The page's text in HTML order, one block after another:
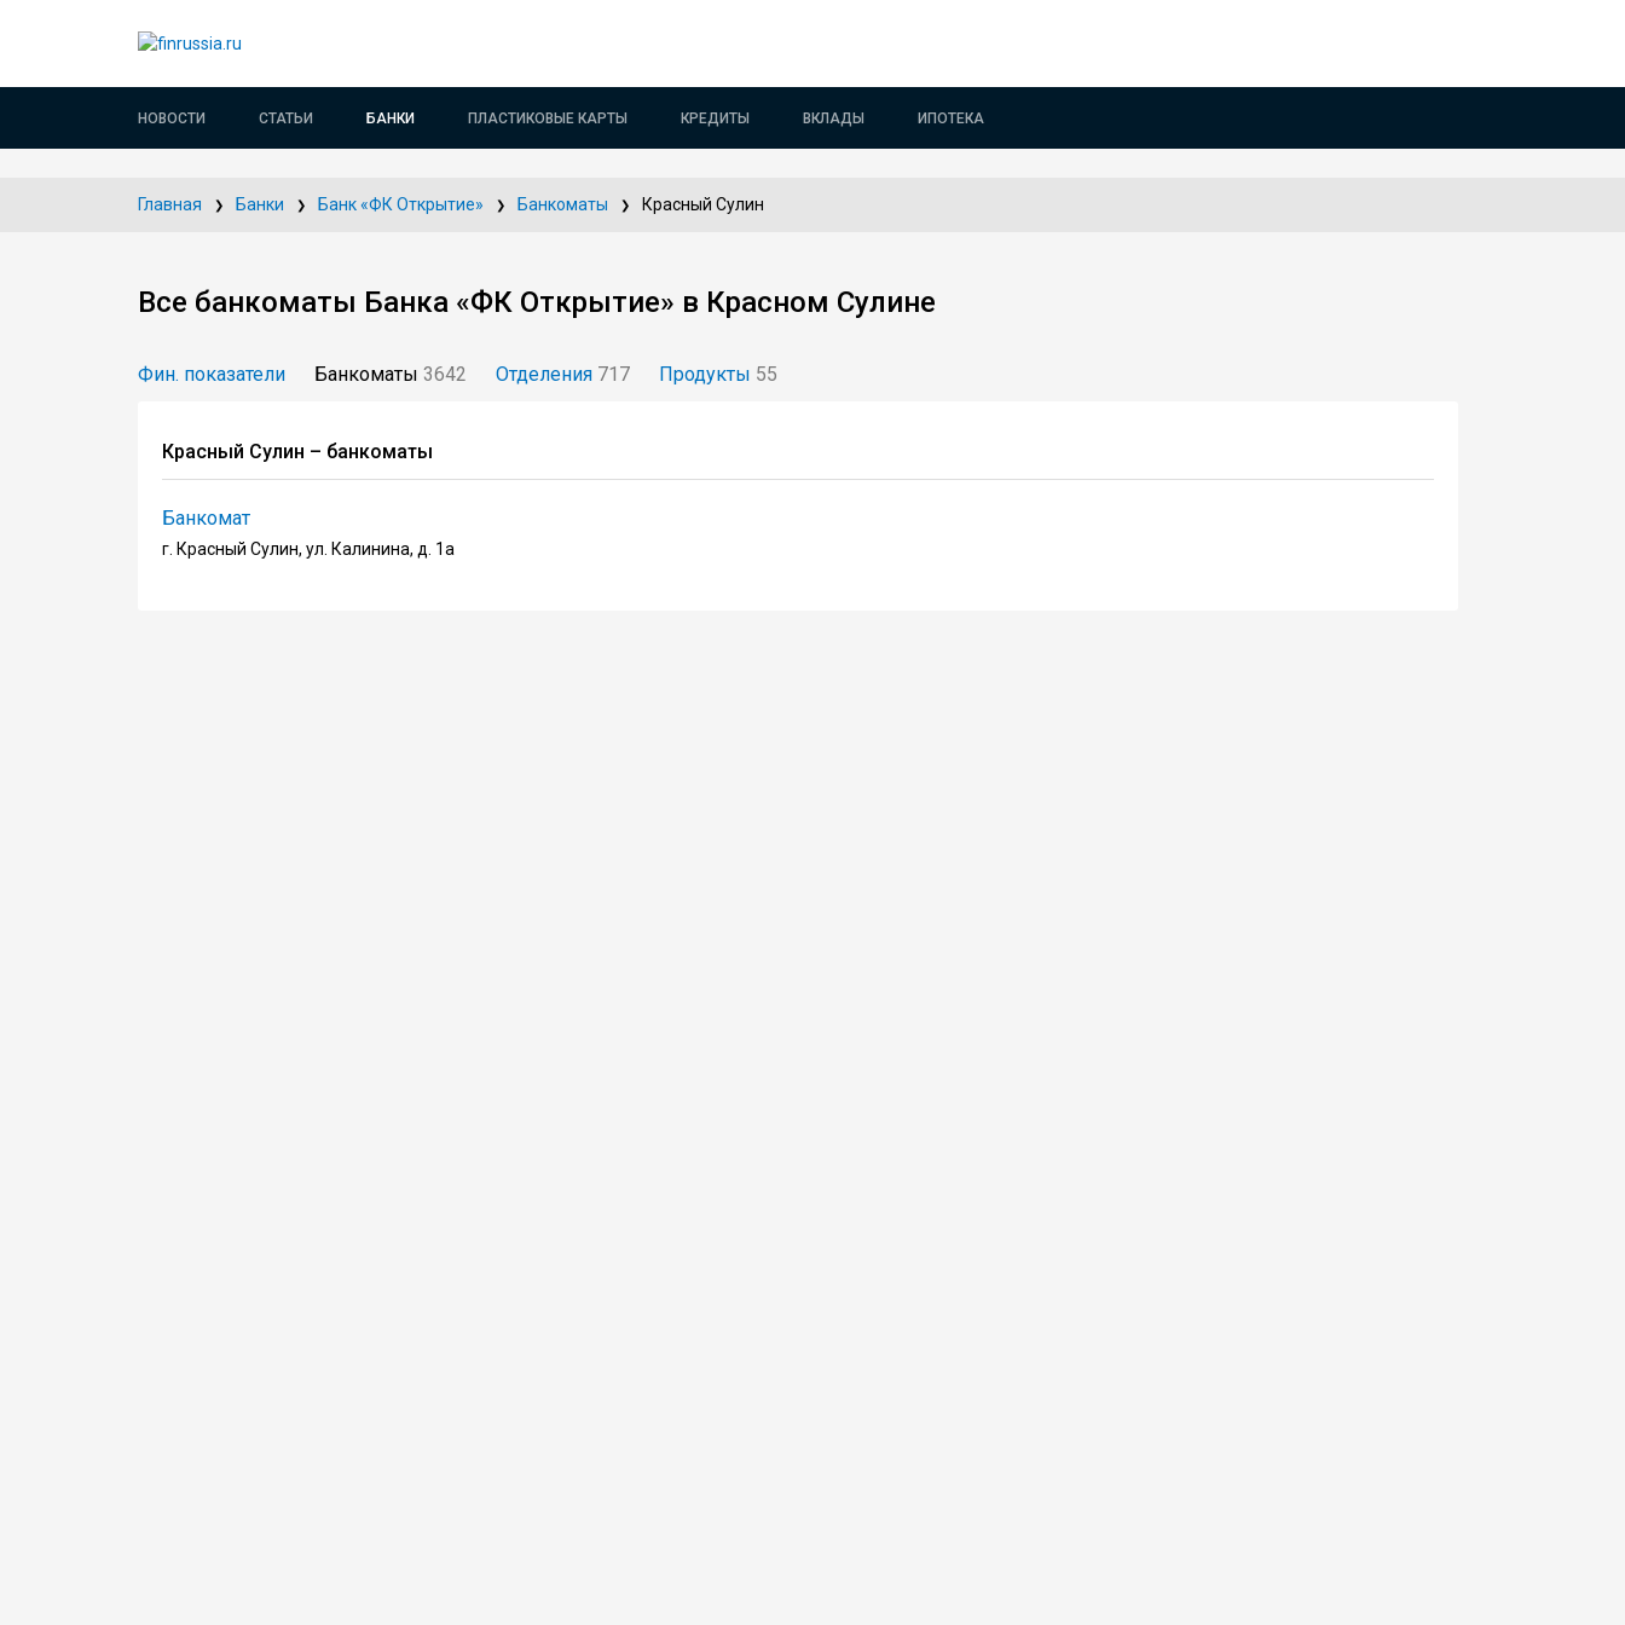
НОВОСТИ СТАТЬИ БАНКИ ПЛАСТИКОВЫЕ КАРТЫ КРЕДИТЫ ВКЛАДЫ ИПОТЕКА
Главная Банки Банк «ФК Открытие» Банкоматы Красный Сулин
Все банкоматы Банка «ФК Открытие» в Красном Сулине
Фин. показатели Банкоматы 3642 Отделения 717 Продукты 55
Красный Сулин – банкоматы
Банкомат
г. Красный Сулин, ул. Калинина, д. 1а